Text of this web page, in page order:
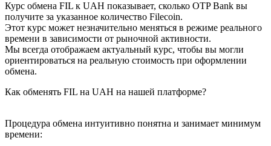
Курс обмена FIL к UAH показывает, сколько OTP Bank вы
получите за указанное количество Filecoin.
Этот курс может незначительно меняться в режиме реального
времени в зависимости от рыночной активности.
Мы всегда отображаем актуальный курс, чтобы вы могли
ориентироваться на реальную стоимость при оформлении
обмена.
Как обменять FIL на UAH на нашей платформе?
Процедура обмена интуитивно понятна и занимает минимум
времени: